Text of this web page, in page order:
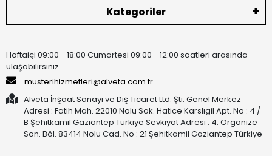
Kategoriler
Haftaiçi 09:00 - 18:00 Cumartesi 09:00 - 12:00 saatleri arasında
ulaşabilirsiniz.
musterihizmetleri@alveta.com.tr
Alveta İnşaat Sanayi ve Dış Ticaret Ltd. Şti. Genel Merkez
Adresi : Fatih Mah. 22010 Nolu Sok. Hatice Karslıgil Apt. No : 4 /
B Şehitkamil Gaziantep Türkiye Sevkiyat Adresi : 4. Organize
San. Böl. 83414 Nolu Cad. No : 21 Şehitkamil Gaziantep Türkiye